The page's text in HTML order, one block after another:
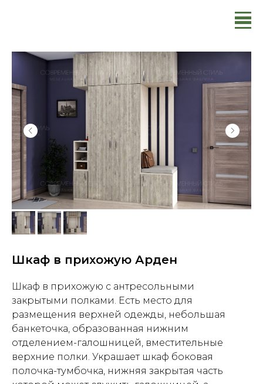
Шкаф в прихожую Арден
Шкаф в прихожую с антресольными
закрытыми полками. Есть место для
размещения верхней одежды, небольшая
банкеточка, образованная нижним
отделением-галошницей, вместительные
верхние полки. Украшает шкаф боковая
полочка-тумбочка, нижняя закрытая часть